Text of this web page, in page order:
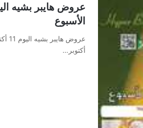
الأسبوع
أكتوبر…